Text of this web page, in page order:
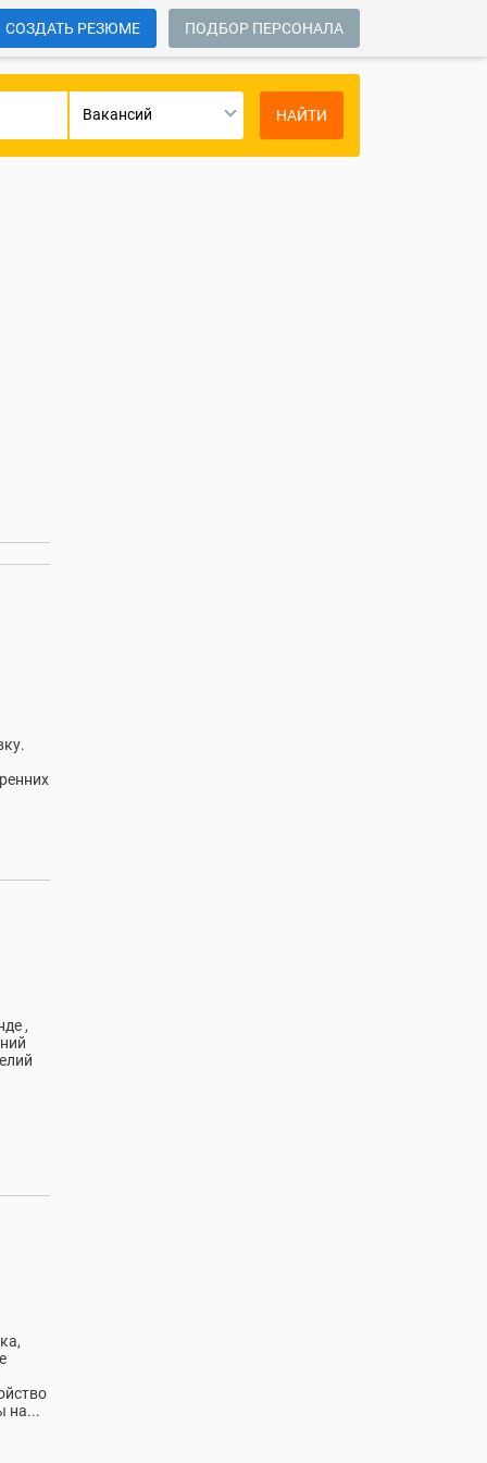
СОЗДАТЬ РЕЗЮМЕ ПОДБОР ПЕРСОНАЛА
Вакансий НАЙТИ
,
на...